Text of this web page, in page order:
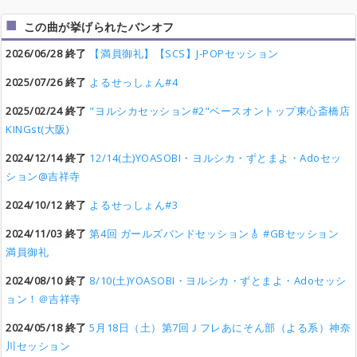
この曲が挙げられたバンオフ
2026/06/28 終了
【満員御礼】【SCS】J-POPセッション
2025/07/26 終了 よるせっしょん#4
2025/02/24 終了 "ヨルシカセッション#2"ベースオントップ東心斎橋店
KINGst(大阪)
2024/12/14 終了 12/14(土)YOASOBI・ヨルシカ・ずとまよ・Adoセッ
ション@吉祥寺
2024/10/12 終了 よるせっしょん#3
2024/11/03 終了 第4回 ガールズバンドセッション🎸 #GBセッション
満員御礼
2024/08/10 終了 8/10(土)YOASOBI・ヨルシカ・ずとまよ・Adoセッシ
ョン！＠吉祥寺
2024/05/18 終了 5月18日（土）第7回Ｊフレあにそん部（よる系）神奈
川セッション